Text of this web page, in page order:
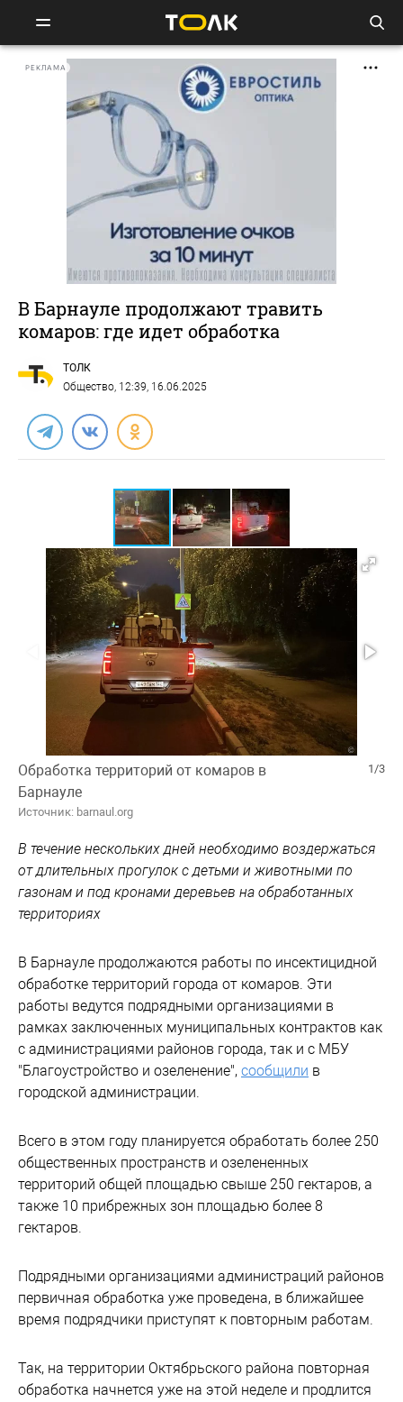
РЕКЛАМА
В Барнауле продолжают травить
комаров: где идет обработка
ТОЛК
Общество, 12:39, 16.06.2025
1/3
Обработка территорий от комаров в
Барнауле
Источник: barnaul.org
В течение нескольких дней необходимо воздержаться
от длительных прогулок с детьми и животными по
газонам и под кронами деревьев на обработанных
территориях
В Барнауле продолжаются работы по инсектицидной
обработке территорий города от комаров. Эти
работы ведутся подрядными организациями в
рамках заключенных муниципальных контрактов как
с администрациями районов города, так и с МБУ
"Благоустройство и озеленение", сообщили в
городской администрации.
Всего в этом году планируется обработать более 250
общественных пространств и озелененных
территорий общей площадью свыше 250 гектаров, а
также 10 прибрежных зон площадью более 8
гектаров.
Подрядными организациями администраций районов
первичная обработка уже проведена, в ближайшее
время подрядчики приступят к повторным работам.
Так, на территории Октябрьского района повторная
обработка начнется уже на этой неделе и продлится